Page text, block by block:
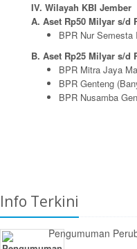
IV. Wilayah KBI Jember
A. Aset Rp50 Milyar s/d
BPR Nur Semesta
B. Aset Rp25 Milyar s/d
BPR Mitra Jaya
BPR Genteng
BPR Nusamba
Info Terkini
Pengumuman